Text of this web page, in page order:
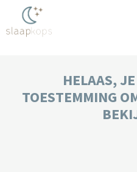
HELAAS,
TOESTEMMING